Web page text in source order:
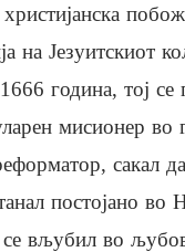
христијанска
на Језуитскиот
година, тој
мисионер во
сакал
постојано во
вљубил во